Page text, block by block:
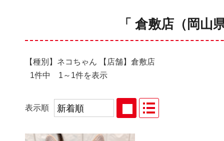
「 倉敷店（岡
【種別】ネコちゃん 【店舗】倉敷店
1件中 1～1件を表示
表示順